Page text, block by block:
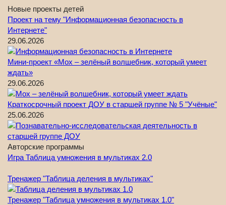
Новые проекты детей
Проект на тему "Информационная безопасность в
Интернете"
29.06.2026
Мини-проект «Мох – зелёный волшебник, который умеет
ждать»
29.06.2026
Краткосрочный проект ДОУ в старшей группе № 5 "Учёные"
25.06.2026
Авторские программы
Игра Таблица умножения в мультиках 2.0
Тренажер "Таблица деления в мультиках"
Тренажер "Таблица умножения в мультиках 1.0"